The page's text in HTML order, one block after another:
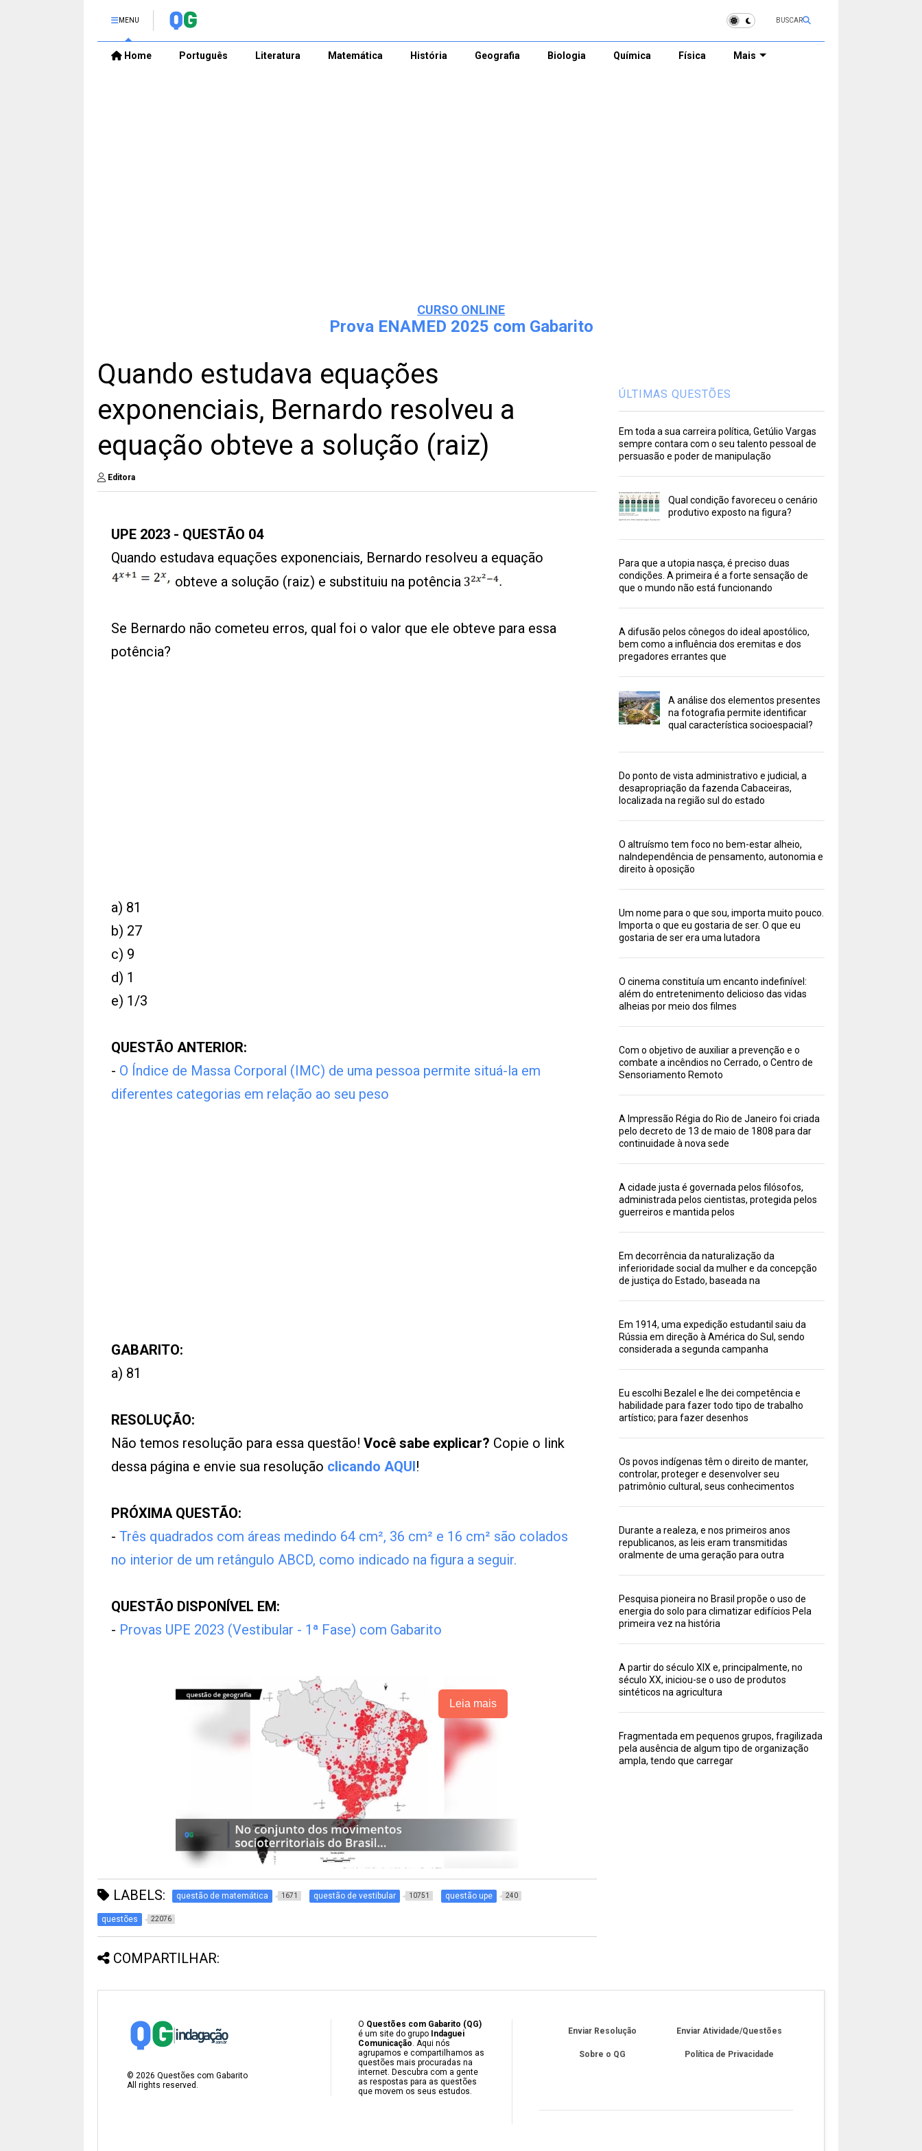
MENU BUSCAR
Home Português Literatura Matemática História Geografia Biologia Química Física Mais
CURSO ONLINE
Prova ENAMED 2025 com Gabarito
Quando estudava equações
exponenciais, Bernardo resolveu a
equação obteve a solução (raiz)
Editora
UPE 2023 - QUESTÃO 04
Quando estudava equações exponenciais, Bernardo resolveu a equação
obteve a solução (raiz) e substituiu na potência
Se Bernardo não cometeu erros, qual foi o valor que ele obteve para essa
potência?
a) 81
b) 27
c) 9
d) 1
e) 1/3
QUESTÃO ANTERIOR:
- O Índice de Massa Corporal (IMC) de uma pessoa permite situá-la em
diferentes categorias em relação ao seu peso
GABARITO:
a) 81
RESOLUÇÃO:
Não temos resolução para essa questão! Você sabe explicar? Copie o link
dessa página e envie sua resolução clicando AQUI!
PRÓXIMA QUESTÃO:
- Três quadrados com áreas medindo 64 cm², 36 cm² e 16 cm² são colados
no interior de um retângulo ABCD, como indicado na figura a seguir.
QUESTÃO DISPONÍVEL EM:
- Provas UPE 2023 (Vestibular - 1ª Fase) com Gabarito
Leia mais
LABELS: questão de matemática 1671 questão de vestibular 10751 questão upe 240
questões 22076
COMPARTILHAR:
ÚLTIMAS QUESTÕES
Em toda a sua carreira política, Getúlio Vargas
sempre contara com o seu talento pessoal de
persuasão e poder de manipulação
Qual condição favoreceu o cenário
produtivo exposto na figura?
Para que a utopia nasça, é preciso duas
condições. A primeira é a forte sensação de
que o mundo não está funcionando
A difusão pelos cônegos do ideal apostólico,
bem como a influência dos eremitas e dos
pregadores errantes que
A análise dos elementos presentes
na fotografia permite identificar
qual característica socioespacial?
Do ponto de vista administrativo e judicial, a
desapropriação da fazenda Cabaceiras,
localizada na região sul do estado
O altruísmo tem foco no bem-estar alheio,
naIndependência de pensamento, autonomia e
direito à oposição
Um nome para o que sou, importa muito pouco.
Importa o que eu gostaria de ser. O que eu
gostaria de ser era uma lutadora
O cinema constituía um encanto indefinível:
além do entretenimento delicioso das vidas
alheias por meio dos filmes
Com o objetivo de auxiliar a prevenção e o
combate a incêndios no Cerrado, o Centro de
Sensoriamento Remoto
A Impressão Régia do Rio de Janeiro foi criada
pelo decreto de 13 de maio de 1808 para dar
continuidade à nova sede
A cidade justa é governada pelos filósofos,
administrada pelos cientistas, protegida pelos
guerreiros e mantida pelos
Em decorrência da naturalização da
inferioridade social da mulher e da concepção
de justiça do Estado, baseada na
Em 1914, uma expedição estudantil saiu da
Rússia em direção à América do Sul, sendo
considerada a segunda campanha
Eu escolhi Bezalel e lhe dei competência e
habilidade para fazer todo tipo de trabalho
artístico; para fazer desenhos
Os povos indígenas têm o direito de manter,
controlar, proteger e desenvolver seu
patrimônio cultural, seus conhecimentos
Durante a realeza, e nos primeiros anos
republicanos, as leis eram transmitidas
oralmente de uma geração para outra
Pesquisa pioneira no Brasil propõe o uso de
energia do solo para climatizar edifícios Pela
primeira vez na história
A partir do século XIX e, principalmente, no
século XX, iniciou-se o uso de produtos
sintéticos na agricultura
Fragmentada em pequenos grupos, fragilizada
pela ausência de algum tipo de organização
ampla, tendo que carregar
©2026 Questões com Gabarito
All rights reserved.
O Questões com Gabarito (QG)
é um site do grupo Indaguei
Comunicação. Aqui nós
agrupamos e compartilhamos as
questões mais procuradas na
internet. Descubra com a gente
as respostas para as questões
que movem os seus estudos.
Enviar Resolução Enviar Atividade/Questões
Sobre o QG Política de Privacidade